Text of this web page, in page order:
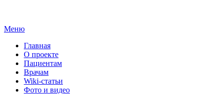
Меню
Главная
О проекте
Пациентам
Врачам
Wiki-статьи
Фото и видео